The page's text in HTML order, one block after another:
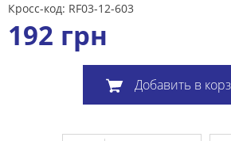
Кросс-код: RF03-12-603
192 грн
Добавить в